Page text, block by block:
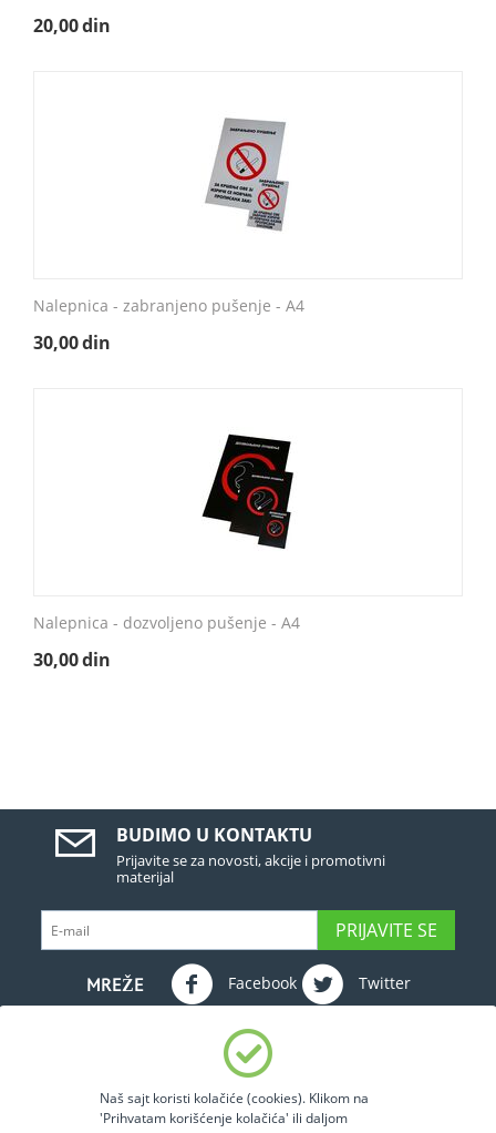
20,00din
Nalepnica - zabranjeno pušenje - A4
30,00din
Nalepnica - dozvoljeno pušenje - A4
30,00din
BUDIMO U KONTAKTU
Prijavite se za novosti, akcije i promotivni
materijal
PRIJAVITE SE
MREŽE Facebook Twitter
INFO SERVIS
Naš sajt koristi kolačiće (cookies). Klikom na
'Prihvatam korišćenje kolačića' ili daljom